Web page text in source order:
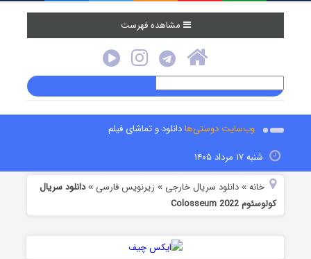
مشاهده فهرست
وب‌سایت دوستی‌هادانلود و تماشای فیلم
شنبه ۱۷ مرداد ۱۴۰۵
خانه »دانلود سریال خارجی » زیرنویس فارسی »دانلود سریال
کولوسئوم Colosseum 2022